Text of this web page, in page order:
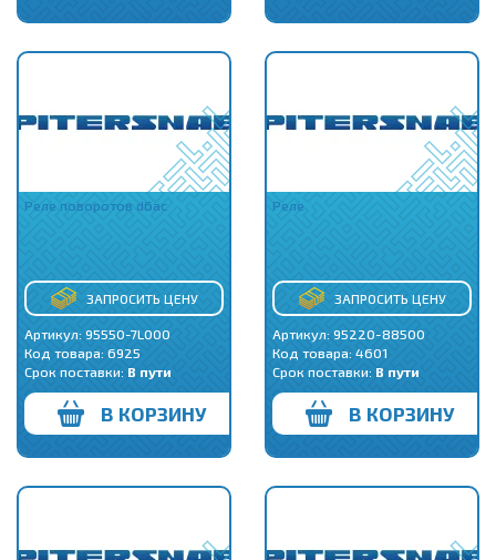
Реле поворотов d6ac
ЗАПРОСИТЬ ЦЕНУ
Артикул: 95550-7L000
Код товара: 6925
Срок поставки: В пути
В КОРЗИНУ
Реле
ЗАПРОСИТЬ ЦЕНУ
Артикул: 95220-88500
Код товара: 4601
Срок поставки: В пути
В КОРЗИНУ